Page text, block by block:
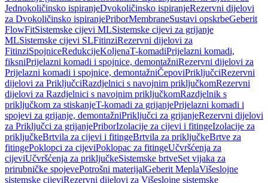
Jednokoličinsko ispiranjeDvokoličinsko ispiranjeRezervni dijelovi
za Dvokoličinsko ispiranjePriborMembraneSustavi opskrbeGeberit
FlowFitSistemske cijevi MLSistemske cijevi za grijanje
MLSistemske cijevi SLFitinziRezervni dijelovi za
FitinziSpojniceRedukcijeKoljenaT-komadiPrijelazni komadi,
fiksniPrijelazni komadi i spojnice, demontažniRezervni dijelovi za
Prijelazni komadi i spojnice, demontažniČepoviPriključciRezervni
dijelovi za PriključciRazdjelnici s navojnim priključkomRezervni
dijelovi za Razdjelnici s navojnim priključkomRazdjelnik s
priključkom za stiskanjeT-komadi za grijanjePrijelazni komadi i
spojevi za grijanje, demontažniPriključci za grijanjeRezervni dijelovi
za Priključci za grijanjePriborIzolacije za cijevi i fitingeIzolacije za
priključkeBrtvila za cijevi i fitingeBrtvila za priključkeBrtve za
fitingePoklopci za cijeviPoklopac za fitingeUčvršćenja za
cijeviUčvršćenja za priključkeSistemske brtveSet vijaka za
prirubničke spojevePotrošni materijalGeberit MeplaVišeslojne
sistemske cijeviRezervni dijelovi za Višeslojne sistemske